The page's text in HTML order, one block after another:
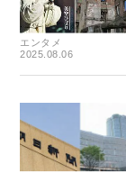
エンタメ
2025.08.06